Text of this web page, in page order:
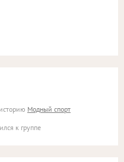
Модный спорт
к группе